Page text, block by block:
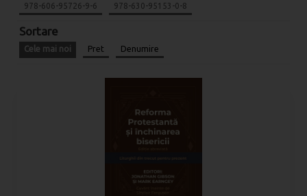
978-606-95726-9-6 978-630-95153-0-8
Sortare
Cele mai noi Pret Denumire